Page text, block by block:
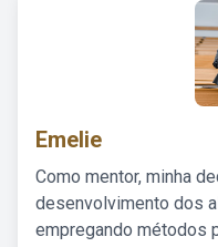
Emelie
Como mentor, minha
desenvolvimento dos
empregando métodos